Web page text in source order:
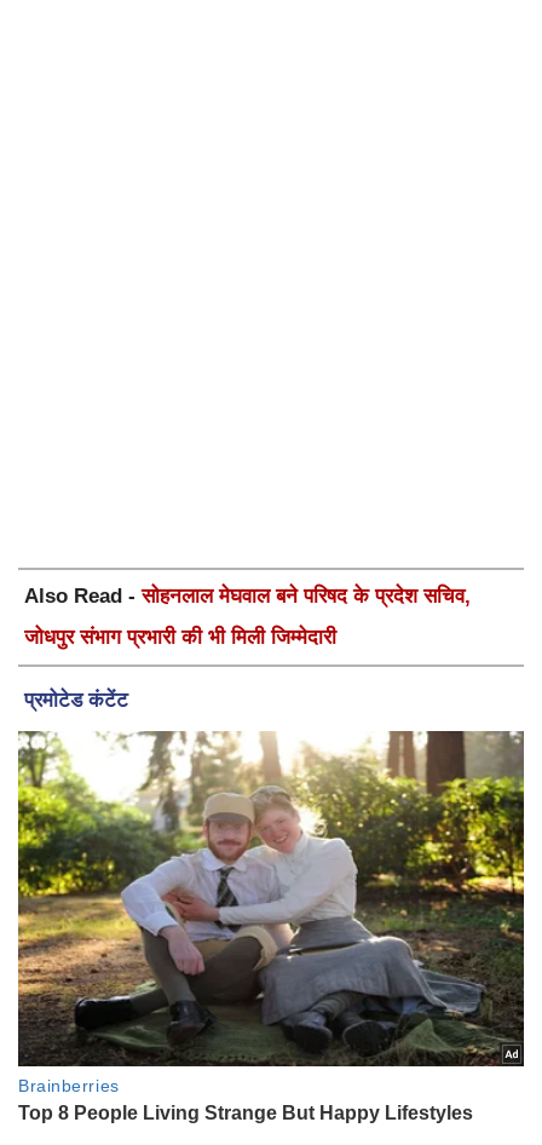
Also Read -सोहनलाल मेघवाल बने परिषद के प्रदेश सचिव,
जोधपुर संभाग प्रभारी की भी मिली जिम्मेदारी